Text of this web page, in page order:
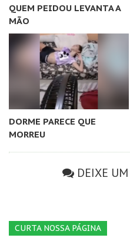
QUEM PEIDOU LEVANTA A
MÃO
DORME PARECE QUE
MORREU
DEIXE
CURTA NOSSA PÁGINA